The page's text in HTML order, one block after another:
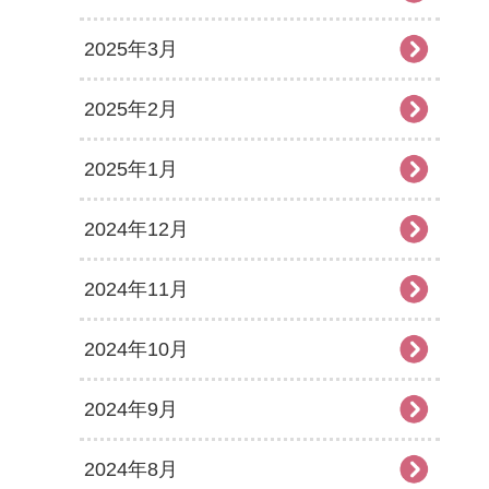
2025年3月
2025年2月
2025年1月
2024年12月
2024年11月
2024年10月
2024年9月
2024年8月